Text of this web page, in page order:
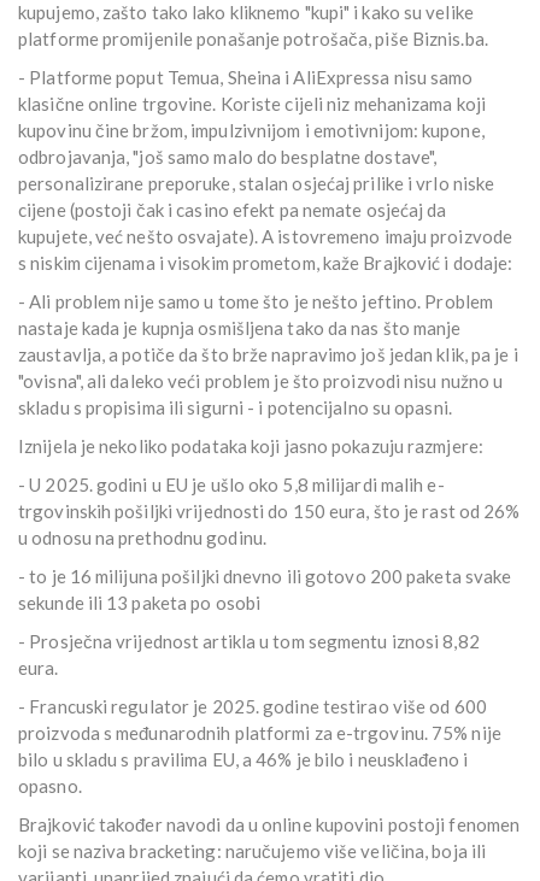
kupujemo, zašto tako lako kliknemo "kupi" i kako su velike
platforme promijenile ponašanje potrošača, piše Biznis.ba.
- Platforme poput Temua, Sheina i AliExpressa nisu samo
klasične online trgovine. Koriste cijeli niz mehanizama koji
kupovinu čine bržom, impulzivnijom i emotivnijom: kupone,
odbrojavanja, "još samo malo do besplatne dostave",
personalizirane preporuke, stalan osjećaj prilike i vrlo niske
cijene (postoji čak i casino efekt pa nemate osjećaj da
kupujete, već nešto osvajate). A istovremeno imaju proizvode
s niskim cijenama i visokim prometom, kaže Brajković i dodaje:
- Ali problem nije samo u tome što je nešto jeftino. Problem
nastaje kada je kupnja osmišljena tako da nas što manje
zaustavlja, a potiče da što brže napravimo još jedan klik, pa je i
"ovisna", ali daleko veći problem je što proizvodi nisu nužno u
skladu s propisima ili sigurni - i potencijalno su opasni.
Iznijela je nekoliko podataka koji jasno pokazuju razmjere:
- U 2025. godini u EU je ušlo oko 5,8 milijardi malih e-
trgovinskih pošiljki vrijednosti do 150 eura, što je rast od 26%
u odnosu na prethodnu godinu.
- to je 16 milijuna pošiljki dnevno ili gotovo 200 paketa svake
sekunde ili 13 paketa po osobi
- Prosječna vrijednost artikla u tom segmentu iznosi 8,82
eura.
- Francuski regulator je 2025. godine testirao više od 600
proizvoda s međunarodnih platformi za e-trgovinu. 75% nije
bilo u skladu s pravilima EU, a 46% je bilo i neusklađeno i
opasno.
Brajković također navodi da u online kupovini postoji fenomen
koji se naziva bracketing: naručujemo više veličina, boja ili